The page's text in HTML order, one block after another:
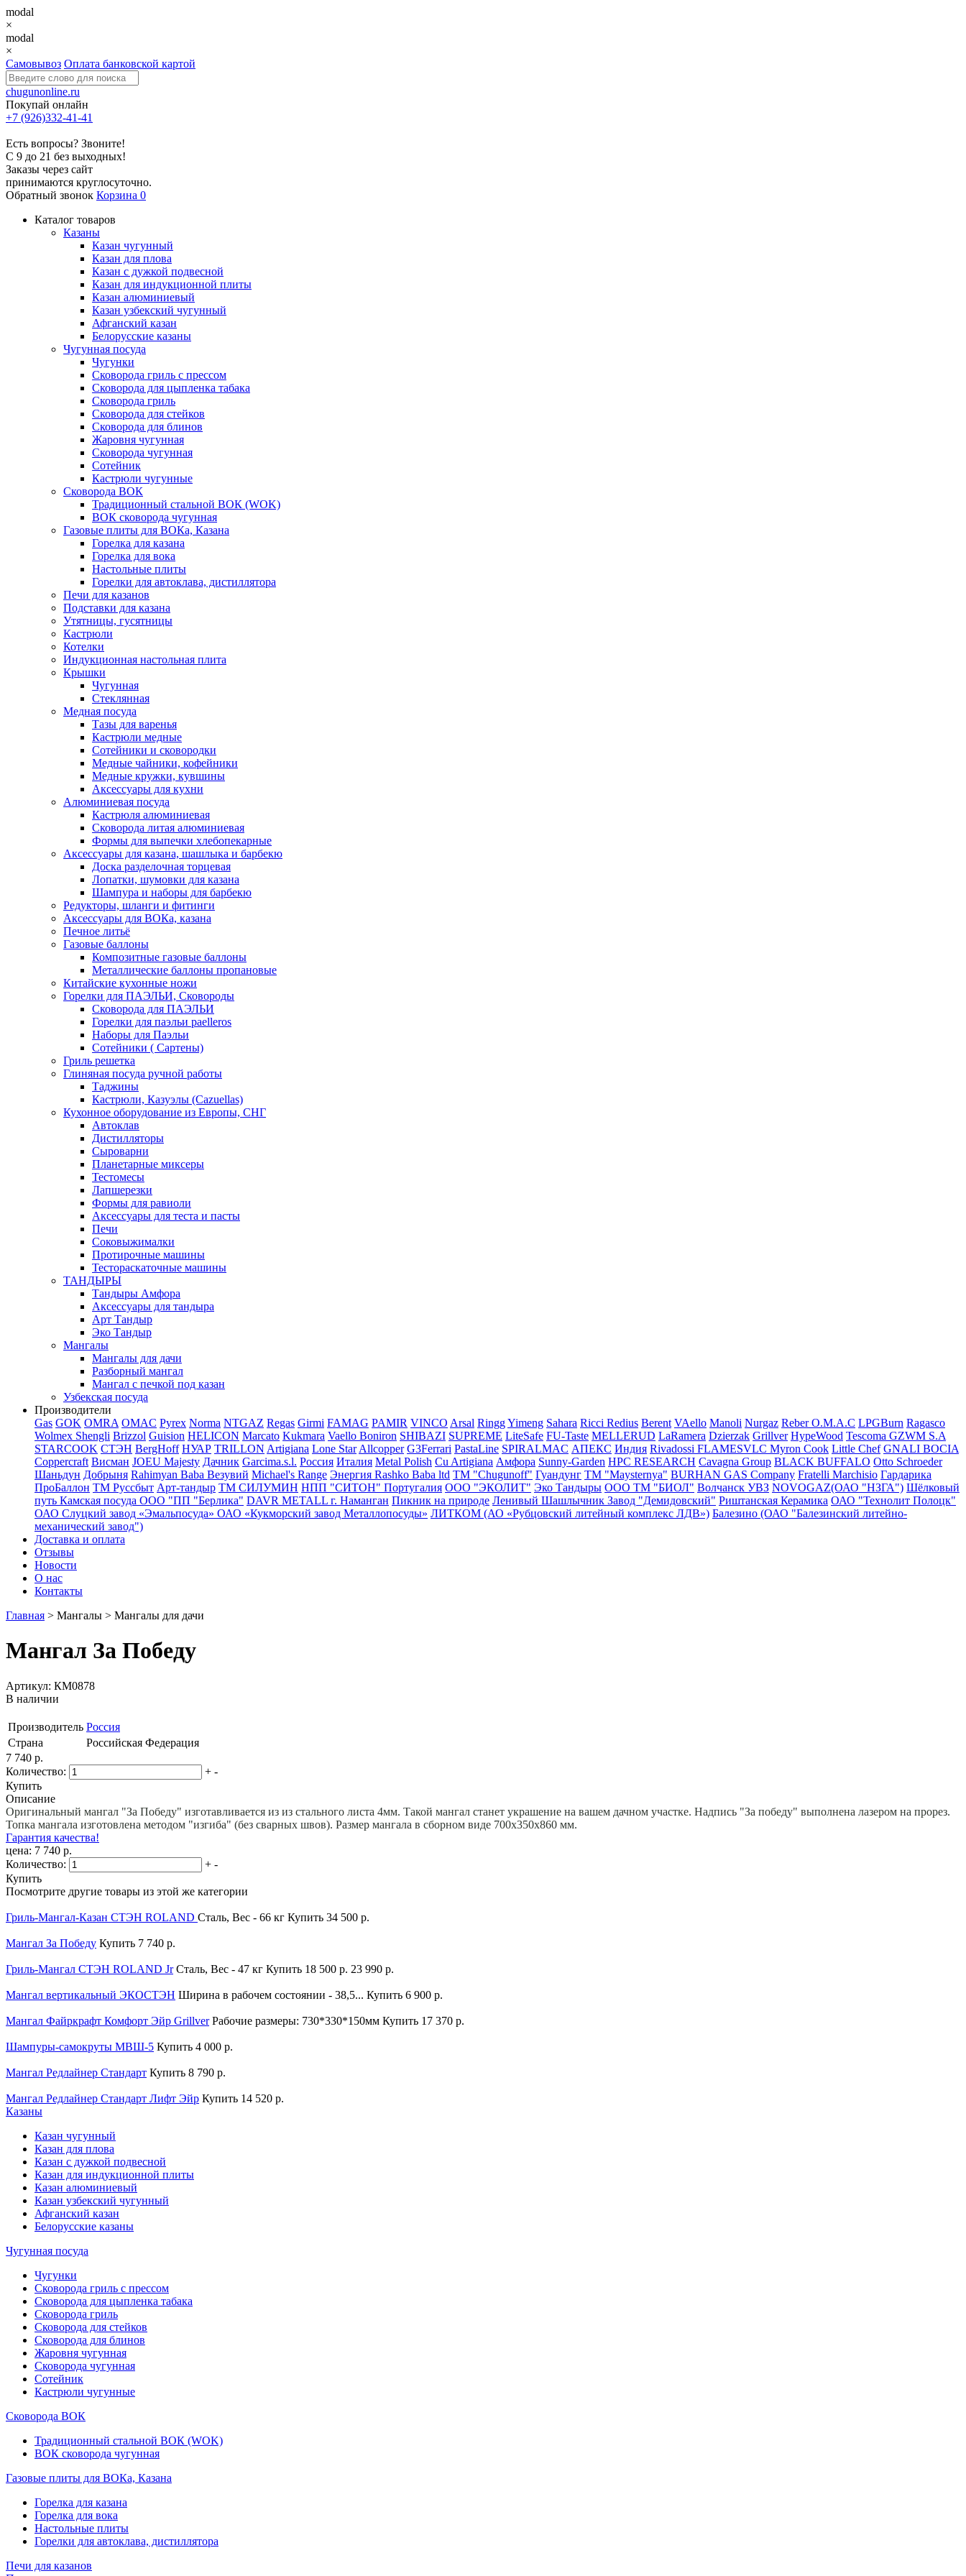
modal
×
modal
×
Самовывоз Оплата банковской картой
chugunonline.ru
Покупай онлайн
+7 (926)332-41-41
Есть вопросы? Звоните!
С 9 до 21 без выходных!
Заказы через сайт
принимаются круглосуточно.
Обратный звонок Корзина 0
Каталог товаров
Казаны
Казан чугунный
Казан для плова
Казан с дужкой подвесной
Казан для индукционной плиты
Казан алюминиевый
Казан узбекский чугунный
Афганский казан
Белорусские казаны
Чугунная посуда
Чугунки
Сковорода гриль с прессом
Сковорода для цыпленка табака
Сковорода гриль
Сковорода для стейков
Сковорода для блинов
Жаровня чугунная
Сковорода чугунная
Сотейник
Кастрюли чугунные
Сковорода ВОК
Традиционный стальной ВОК (WOK)
ВОК сковорода чугунная
Газовые плиты для ВОКа, Казана
Горелка для казана
Горелка для вока
Настольные плиты
Горелки для автоклава, дистиллятора
Печи для казанов
Подставки для казана
Утятницы, гусятницы
Кастрюли
Котелки
Индукционная настольная плита
Крышки
Чугунная
Стеклянная
Медная посуда
Тазы для варенья
Кастрюли медные
Сотейники и сковородки
Медные чайники, кофейники
Медные кружки, кувшины
Аксессуары для кухни
Алюминиевая посуда
Кастрюля алюминиевая
Сковорода литая алюминиевая
Формы для выпечки хлебопекарные
Аксессуары для казана, шашлыка и барбекю
Доска разделочная торцевая
Лопатки, шумовки для казана
Шампура и наборы для барбекю
Редукторы, шланги и фитинги
Аксессуары для ВОКа, казана
Печное литьё
Газовые баллоны
Композитные газовые баллоны
Металлические баллоны пропановые
Китайские кухонные ножи
Горелки для ПАЭЛЬИ, Сковороды
Сковорода для ПАЭЛЬИ
Горелки для паэльи paelleros
Наборы для Паэльи
Сотейники ( Сартены)
Гриль решетка
Глиняная посуда ручной работы
Таджины
Кастрюли, Казуэлы (Cazuellas)
Кухонное оборудование из Европы, СНГ
Автоклав
Дистилляторы
Сыроварни
Планетарные миксеры
Тестомесы
Лапшерезки
Формы для равиоли
Аксессуары для теста и пасты
Печи
Соковыжималки
Протирочные машины
Тестораскаточные машины
ТАНДЫРЫ
Тандыры Амфора
Аксессуары для тандыра
Арт Тандыр
Эко Тандыр
Мангалы
Мангалы для дачи
Разборный мангал
Мангал с печкой под казан
Узбекская посуда
Производители
Gas GOK OMRA OMAC Pyrex Norma NTGAZ Regas Girmi FAMAG PAMIR VINCO Arsal RinggYimeng Sahara Ricci Redius Berent VAello Manoli Nurgaz ReberO.M.A.C LPGBurn Ragasco
Wolmex Shengli Brizzol Guision HELICON Marcato Kukmara Vaello Boniron SHIBAZI SUPREME LiteSafe FU-Taste MELLERUD LaRamera Dzierzak Grillver HypeWood Tescoma GZWM S.A
STARCOOK СТЭН BergHoff НУАР TRILLON Artigiana Lone Star Allcopper G3Ferrari PastaLine SPIRALMAC АПЕКС Индия Rivadossi FLAMESVLC Myron Cook Little Chef GNALI BOCIA
Coppercraft Висман JOEU Majesty Дачник Garcima.s.l. Россия Италия Metal Polish Cu Artigiana Амфора Sunny-Garden HPC RESEARCH Cavagna Group BLACK BUFFALO Otto Schroeder
Шаньдун Добрыня Rahimyan Baba Везувий Michael's Range Энергия Rashko Baba ltd ТМ "Chugunoff" Гуандунг ТМ "Maysternya" BURHAN GAS Company Fratelli Marchisio Гардарика
ПроБаллон ТМ Руссбыт Арт-тандыр ТМ СИЛУМИН НПП "СИТОН" Португалия ООО "ЭКОЛИТ" Эко Тандыры ООО ТМ "БИОЛ" Волчанск УВЗ NOVOGAZ(ОАО "НЗГА") Шёлковый
путь Камская посуда ООО "ПП "Берлика" DAVR METALL г. Наманган Пикник на природе Ленивый Шашлычник Завод "Демидовский" Риштанская Керамика ОАО "Технолит Полоцк"
ОАО Слуцкий завод «Эмальпосуда» ОАО «Кукморский завод Металлопосуды» ЛИТКОМ (АО «Рубцовский литейный комплекс ЛДВ») Балезино (ОАО "Балезинский литейно-
механический завод")
Доставка и оплата
Отзывы
Новости
О нас
Контакты
Главная > Мангалы > Мангалы для дачи
Мангал За Победу
Артикул: КМ0878
В наличии
Производитель Россия
Страна
Российская Федерация
7 740 р.
Количество:
+ -
Купить
Описание
Оригинальный мангал "За Победу" изготавливается из из стального листа 4мм. Такой мангал станет украшение на вашем дачном участке. Надпись "За победу" выполнена лазером на прорез.
Топка мангала изготовлена методом "изгиба" (без сварных швов). Размер мангала в сборном виде 700х350х860 мм.
Гарантия качества!
цена: 7 740 р.
Количество:
+ -
Купить
Посмотрите другие товары из этой же категории
Гриль-Мангал-Казан СТЭН ROLAND Сталь, Вес - 66 кг Купить 34 500 р.
Мангал За Победу Купить 7 740 р.
Гриль-Мангал СТЭН ROLAND Jr Сталь, Вес - 47 кг Купить 18 500 р. 23 990 р.
Мангал вертикальный ЭКОСТЭН Ширина в рабочем состоянии - 38,5... Купить 6 900 р.
Мангал Файркрафт Комфорт Эйр Grillver Рабочие размеры: 730*330*150мм Купить 17 370 р.
Шампуры-самокруты МВШ-5 Купить 4 000 р.
Мангал Редлайнер Стандарт Купить 8 790 р.
Мангал Редлайнер Стандарт Лифт Эйр Купить 14 520 р.
Казаны
Казан чугунный
Казан для плова
Казан с дужкой подвесной
Казан для индукционной плиты
Казан алюминиевый
Казан узбекский чугунный
Афганский казан
Белорусские казаны
Чугунная посуда
Чугунки
Сковорода гриль с прессом
Сковорода для цыпленка табака
Сковорода гриль
Сковорода для стейков
Сковорода для блинов
Жаровня чугунная
Сковорода чугунная
Сотейник
Кастрюли чугунные
Сковорода ВОК
Традиционный стальной ВОК (WOK)
ВОК сковорода чугунная
Газовые плиты для ВОКа, Казана
Горелка для казана
Горелка для вока
Настольные плиты
Горелки для автоклава, дистиллятора
Печи для казанов